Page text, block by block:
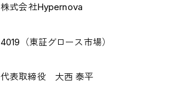
株式会社Hypernova
4019（東証グロース市場）
代表取締役 大西 泰平